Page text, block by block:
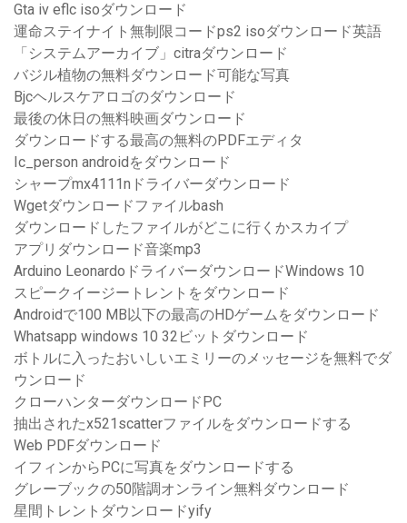
Gta iv eflc isoダウンロード
運命ステイナイト無制限コードps2 isoダウンロード英語
「システムアーカイブ」citraダウンロード
バジル植物の無料ダウンロード可能な写真
Bjcヘルスケアロゴのダウンロード
最後の休日の無料映画ダウンロード
ダウンロードする最高の無料のPDFエディタ
Ic_person androidをダウンロード
シャープmx4111nドライバーダウンロード
Wgetダウンロードファイルbash
ダウンロードしたファイルがどこに行くかスカイプ
アプリダウンロード音楽mp3
Arduino LeonardoドライバーダウンロードWindows 10
スピークイージートレントをダウンロード
Androidで100 MB以下の最高のHDゲームをダウンロード
Whatsapp windows 10 32ビットダウンロード
ボトルに入ったおいしいエミリーのメッセージを無料でダ
ウンロード
クローハンターダウンロードPC
抽出されたx521scatterファイルをダウンロードする
Web PDFダウンロード
イフィンからPCに写真をダウンロードする
グレーブックの50階調オンライン無料ダウンロード
星間トレントダウンロードyify